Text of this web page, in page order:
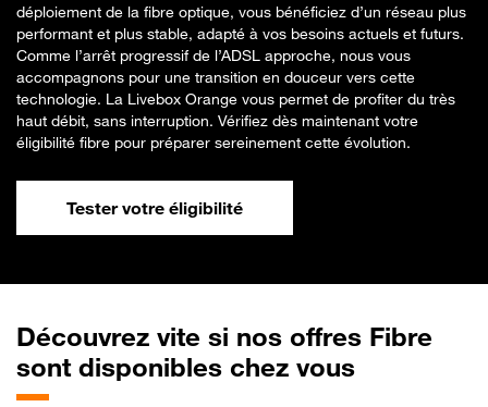
déploiement de la fibre optique, vous bénéficiez d’un réseau plus
performant et plus stable, adapté à vos besoins actuels et futurs.
Comme l’arrêt progressif de l’ADSL approche, nous vous
accompagnons pour une transition en douceur vers cette
technologie. La Livebox Orange vous permet de profiter du très
haut débit, sans interruption. Vérifiez dès maintenant votre
éligibilité fibre pour préparer sereinement cette évolution.
Tester votre éligibilité
Découvrez vite si nos offres Fibre
sont disponibles chez vous